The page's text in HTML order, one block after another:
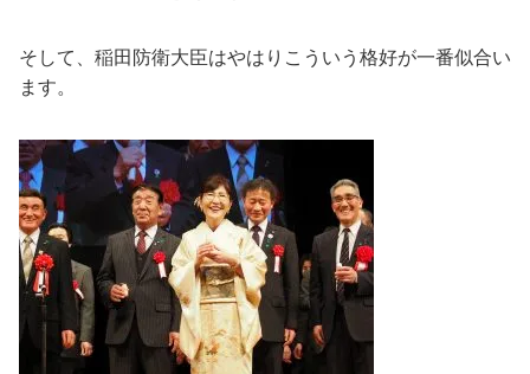
そして、稲田防衛大臣はやはりこういう格好が一番似合い
ます。